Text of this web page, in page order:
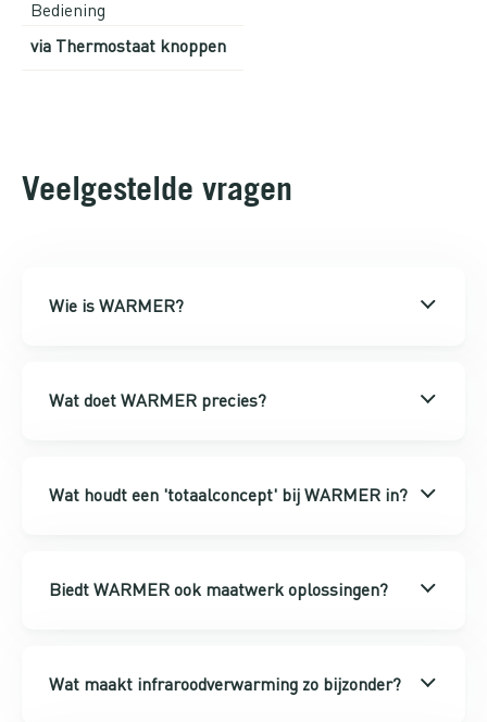
Bediening
via Thermostaat knoppen
Veelgestelde vragen
Wie is WARMER?
Wat doet WARMER precies?
Wat houdt een 'totaalconcept' bij WARMER in?
Biedt WARMER ook maatwerk oplossingen?
Wat maakt infraroodverwarming zo bijzonder?